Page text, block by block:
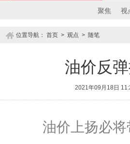
聚焦 视
位置导航： 首页 > 观点 > 随笔
油价反
2021年09月18日
油价上扬必